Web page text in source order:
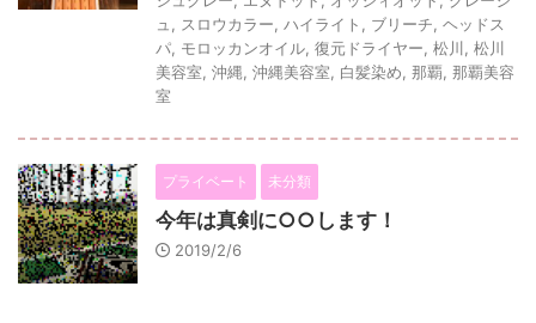
ュ
スロウカラー ハイライト ブリーチ ヘッドス
パ モロッカンオイル 復元ドライヤー 松川
松川
美容室 沖縄 沖縄美容室 白髪染め 那覇 那覇美容
室
プライベート 未分類
今年は真剣に○○します！
2019/2/6